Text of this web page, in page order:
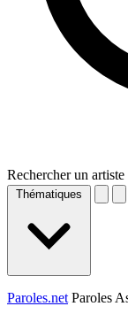
Rechercher un
Thématiques
Paroles.net Paroles